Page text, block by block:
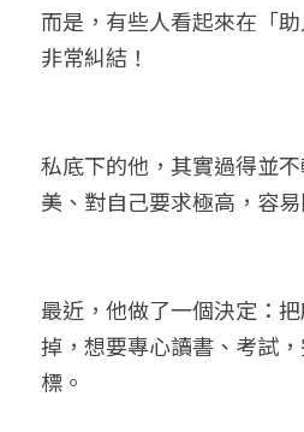
而是，有些人看起來在「
非常糾結！
私底下的他，其實過得並
美、對自己要求極高，容
最近，他做了一個決定：
掉，想要專心讀書、考試
標。